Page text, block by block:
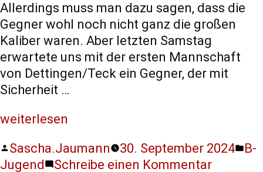
Allerdings muss man dazu sagen, dass die
Gegner wohl noch nicht ganz die großen
Kaliber waren. Aber letzten Samstag
erwartete uns mit der ersten Mannschaft
von Dettingen/Teck ein Gegner, der mit
Sicherheit …
weiterlesen
Sascha.Jaumann
30. September 2024
B-
Jugend
Schreibe einen Kommentar